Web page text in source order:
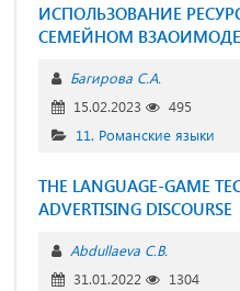
ИСПОЛЬЗОВАНИЕ
СЕМЕЙНОМ
Багирова С.А.
15.02.2023
495
11. Романские языки
THE LANGUAGE-GAME
ADVERTISING DISCOURSE
Abdullaeva C.B.
31.01.2022
1304